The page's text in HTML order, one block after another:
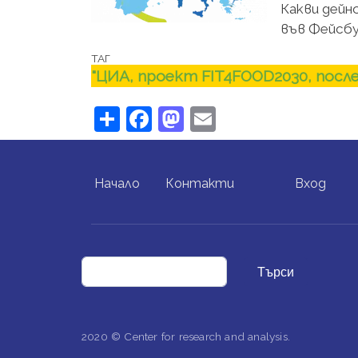
Какви
във
ТАГ
"ЦИА, проект FIT4FOOD2030,
ShareFacebook
Mastodon
Начало Контакти Вход
Търси
2020 © Center for research and analysis.